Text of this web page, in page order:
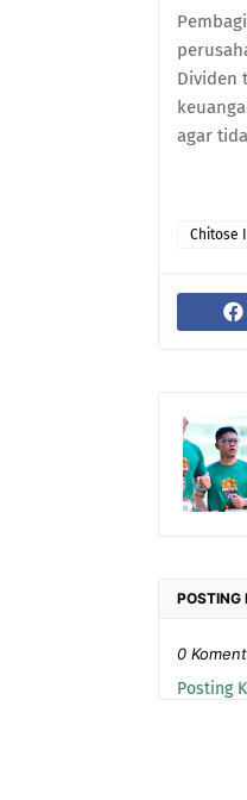
Dividen
agar
Chitose
POSTING
0
Posting